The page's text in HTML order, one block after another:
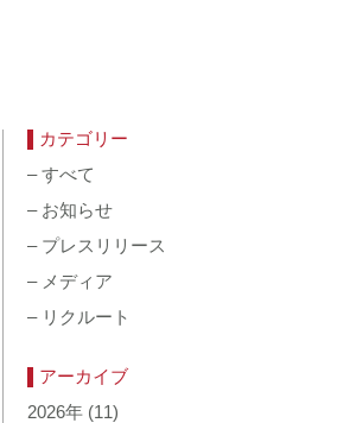
カテゴリー
–すべて
– お知らせ
– プレスリリース
– メディア
– リクルート
アーカイブ
2026年 (11)